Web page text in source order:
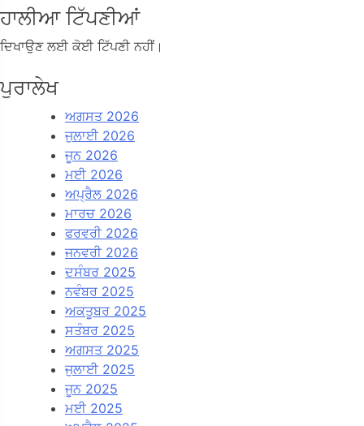
ਹਾਲੀਆ ਟਿੱਪਣੀਆਂ
ਦਿਖਾਉਣ ਲਈ ਕੋਈ ਟਿੱਪਣੀ ਨਹੀਂ।
ਪੁਰਾਲੇਖ
ਅਗਸਤ 2026
ਜੁਲਾਈ 2026
ਜੂਨ 2026
ਮਈ 2026
ਅਪ੍ਰੈਲ 2026
ਮਾਰਚ 2026
ਫਰਵਰੀ 2026
ਜਨਵਰੀ 2026
ਦਸੰਬਰ 2025
ਨਵੰਬਰ 2025
ਅਕਤੂਬਰ 2025
ਸਤੰਬਰ 2025
ਅਗਸਤ 2025
ਜੁਲਾਈ 2025
ਜੂਨ 2025
ਮਈ 2025